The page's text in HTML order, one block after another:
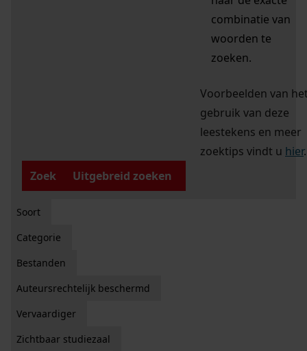
combinatie van
woorden te
zoeken.
Voorbeelden van
gebruik van deze
leestekens en meer
zoektips vindt u hier.
Zoek
Uitgebreid zoeken
Soort
Categorie
Bestanden
Auteursrechtelijk beschermd
Vervaardiger
Zichtbaar studiezaal